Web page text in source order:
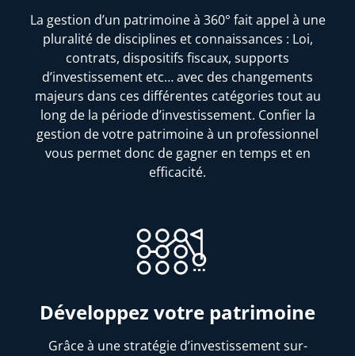
La gestion d’un patrimoine à 360° fait appel à une
pluralité de disciplines et connaissances : Loi,
contrats, dispositifs fiscaux, supports
d’investissement etc… avec des changements
majeurs dans ces différentes catégories tout au
long de la période d’investissement. Confier la
gestion de votre patrimoine à un professionnel
vous permet donc de gagner en temps et en
efficacité.
Développez votre patrimoine
Grâce à une stratégie d’investissement sur-